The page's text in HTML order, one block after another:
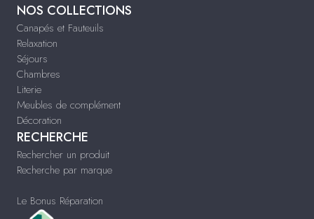
NOS COLLECTIONS
Canapés et Fauteuils
Relaxation
Séjours
Chambres
Literie
Meubles de complément
Décoration
RECHERCHE
Rechercher un produit
Recherche par marque
Le Bonus Réparation